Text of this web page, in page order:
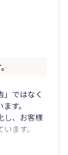
ではなく
す。
し、お客様
ます。
黒字化へ